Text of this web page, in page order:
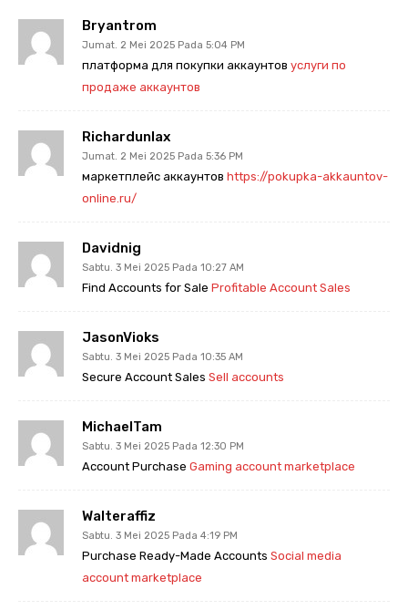
Bryantrom
Jumat. 2 Mei 2025 Pada 5:04 PM
платформа для покупки аккаунтов услуги по
продаже аккаунтов
Richardunlax
Jumat. 2 Mei 2025 Pada 5:36 PM
маркетплейс аккаунтов https://pokupka-akkauntov-
online.ru/
Davidnig
Sabtu. 3 Mei 2025 Pada 10:27 AM
Find Accounts for Sale Profitable Account Sales
JasonVioks
Sabtu. 3 Mei 2025 Pada 10:35 AM
Secure Account Sales Sell accounts
MichaelTam
Sabtu. 3 Mei 2025 Pada 12:30 PM
Account Purchase Gaming account marketplace
Walteraffiz
Sabtu. 3 Mei 2025 Pada 4:19 PM
Purchase Ready-Made Accounts Social media
account marketplace